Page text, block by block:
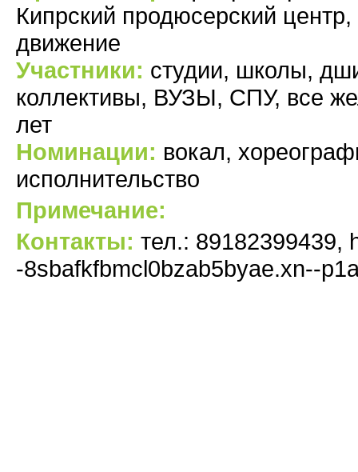
Кипрский продюсерский
движение
Участники: студии, школы,
коллективы, ВУЗЫ, СПУ, все
лет
Номинации: вокал,
исполнительство
Примечание:
Контакты: тел.: 89182399439,
-8sbafkfbmcl0bzab5byae.xn--